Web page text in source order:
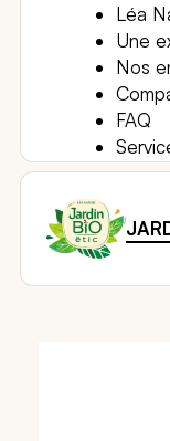
Léa
Une
Nos
FAQ